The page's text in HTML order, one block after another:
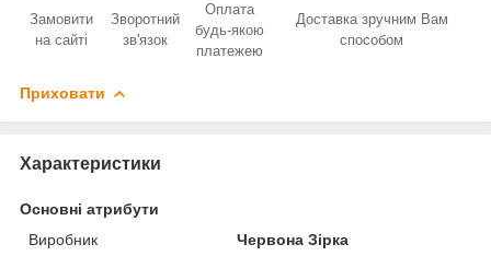
Замовити
на сайті
Зворотний
зв'язок
Оплата
будь-якою
платежею
Доставка зручним Вам
способом
Приховати
Характеристики
Основні атрибути
Виробник
Червона Зірка